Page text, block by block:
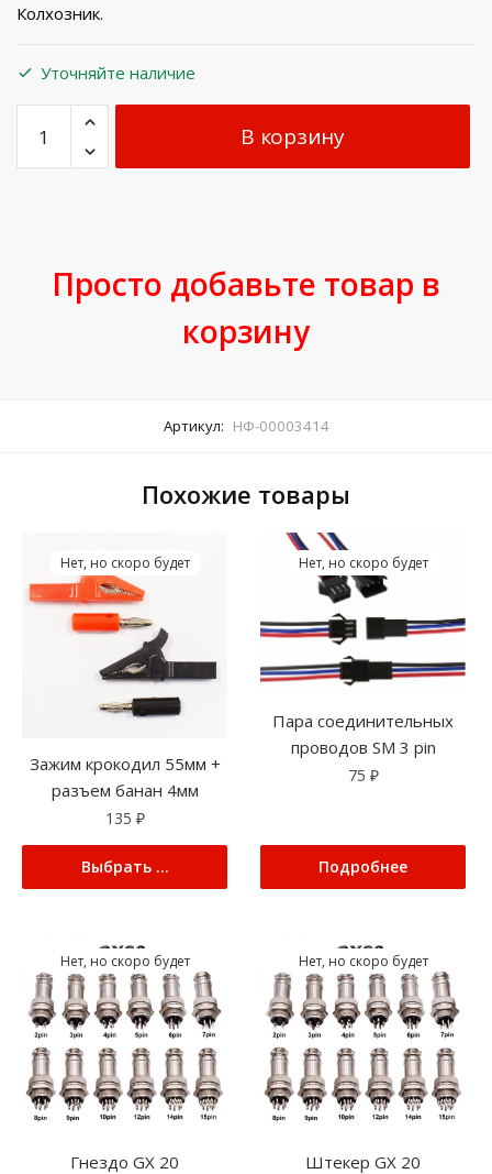
Колхозник.
Уточняйте наличие
В корзину
Просто добавьте товар в
корзину
Артикул: НФ-00003414
Похожие товары
Нет, но скоро будет
Зажим крокодил 55мм +
разъем банан 4мм
135 ₽
Выбрать ...
Нет, но скоро будет
Пара соединительных
проводов SM 3 pin
75 ₽
Подробнее
Нет, но скоро будет
Гнездо GX 20
Нет, но скоро будет
Штекер GX 20